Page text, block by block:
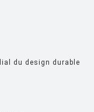
du design durable